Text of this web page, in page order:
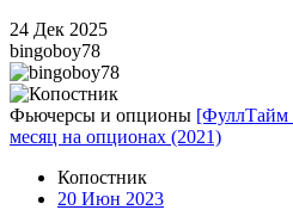
24 Дек 2025
bingoboy78
Фьючерсы и опционы [ФуллТайм
месяц на опционах (2021)
Копостник
20 Июн 2023